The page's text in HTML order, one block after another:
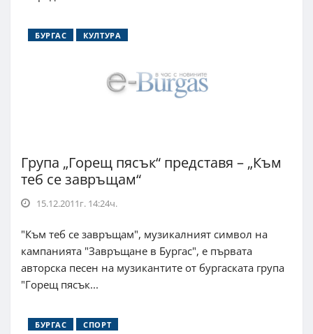
БУРГАС КУЛТУРА
Група „Горещ пясък“ представя – „Към
теб се завръщам“
15.12.2011г. 14:24ч.
"Към теб се завръщам", музикалният символ на
кампанията "Завръщане в Бургас", е първата
авторска песен на музикантите от бургаската група
"Горещ пясък...
БУРГАС СПОРТ